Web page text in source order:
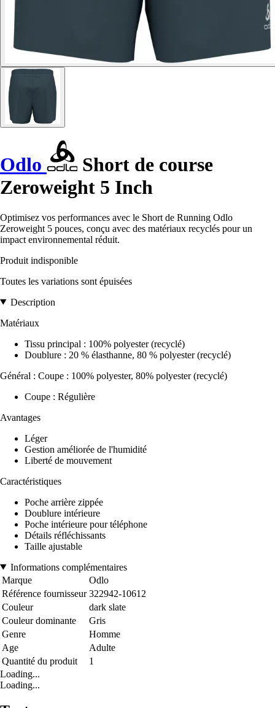
Odlo
Short de course
Zeroweight 5 Inch
Optimisez vos performances avec le Short de Running Odlo
Zeroweight 5 pouces, conçu avec des matériaux recyclés pour un
impact environnemental réduit.
Produit indisponible
Toutes les variations sont épuisées
Description
Matériaux
Tissu principal : 100% polyester (recyclé)
Doublure : 20 % élasthanne, 80 % polyester (recyclé)
Général : Coupe : 100% polyester, 80% polyester (recyclé)
Coupe : Régulière
Avantages
Léger
Gestion améliorée de l'humidité
Liberté de mouvement
Caractéristiques
Poche arrière zippée
Doublure intérieure
Poche intérieure pour téléphone
Détails réfléchissants
Taille ajustable
Informations complémentaires
Marque
Odlo
Référence fournisseur 322942-10612
Couleur
dark slate
Couleur dominante
Gris
Genre
Homme
Age
Adulte
Quantité du produit
1
Loading...
Loading...